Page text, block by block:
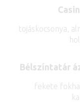
tojáskocsonya,
Bélszíntatár
fekete